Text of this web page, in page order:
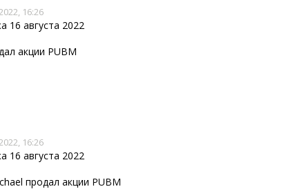
16:26
16 августа 2022
акции PUBM
16:26
16 августа 2022
продал акции PUBM